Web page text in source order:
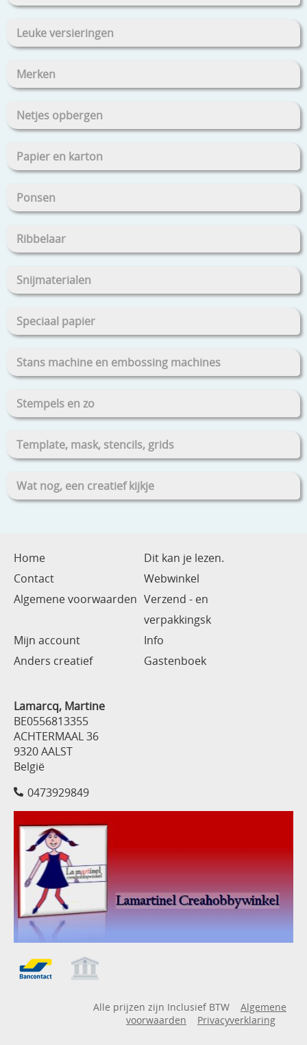
Leuke versieringen
Merken
Netjes opbergen
Papier en karton
Ponsen
Ribbelaar
Snijmaterialen
Speciaal papier
Stans machine en embossing machines
Stempels en zo
Template, mask, stencils, grids
Wat nog, een creatief kijkje
Home
Dit kan je lezen.
Contact
Webwinkel
Algemene voorwaarden Verzend - en
verpakkingsk
Mijn account
Info
Anders creatief
Gastenboek
Lamarcq, Martine
BE0556813355
ACHTERMAAL 36
9320 AALST
België
0473929849
Alle prijzen zijn Inclusief BTW
Algemene
voorwaarden
Privacyverklaring